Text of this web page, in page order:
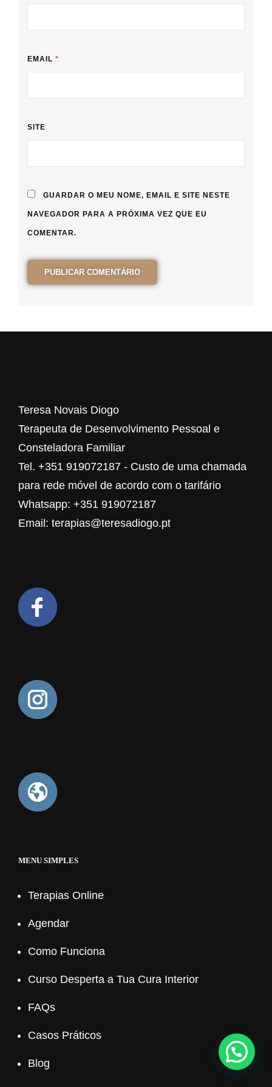
EMAIL *
SITE
GUARDAR O MEU NOME, EMAIL E SITE NESTE
NAVEGADOR PARA A PRÓXIMA VEZ QUE EU
COMENTAR.
Teresa Novais Diogo
Terapeuta de Desenvolvimento Pessoal e
Consteladora Familiar
Tel. +351 919072187 - Custo de uma chamada
para rede móvel de acordo com o tarifário
Whatsapp: +351 919072187
Email: terapias@teresadiogo.pt
MENU SIMPLES
Terapias Online
Agendar
Como Funciona
Curso Desperta a Tua Cura Interior
FAQs
Casos Práticos
Blog